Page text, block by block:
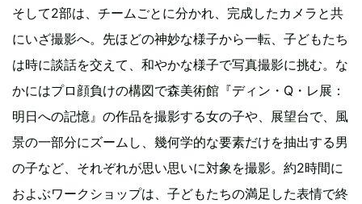
そして2部は、チームごとに分かれ、完成したカメラと共
にいざ撮影へ。先ほどの神妙な様子から一転、子どもたち
は時に談話を交えて、和やかな様子で写真撮影に挑む。な
かにはプロ顔負けの構図で森美術館『ディン・Q・レ展：
明日への記憶』の作品を撮影する女の子や、展望台で、風
景の一部分にズームし、幾何学的な要素だけを抽出する男
の子など、それぞれが思い思いに対象を撮影。約2時間に
およぶワークショップは、子どもたちの満足した表情で終